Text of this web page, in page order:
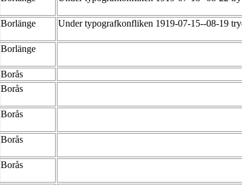
Borlänge Under typografkonfliken 1919-07-15--08-19
Borlänge
Borås
Borås
Borås
Borås
Borås